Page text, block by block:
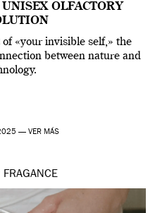
OLFACTORY
«your invisible self,» the
between nature and
— VER MÁS
FRAGANCE